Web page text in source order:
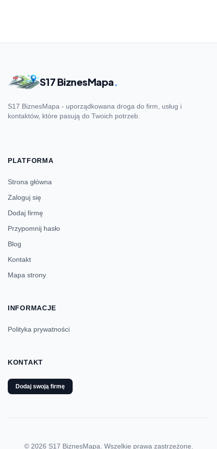
S17 BiznesMapa.
S17 BiznesMapa - uporządkowana droga do firm, usług i
kontaktów, które pasują do Twoich potrzeb.
PLATFORMA
Strona główna
Zaloguj się
Dodaj firmę
Przypomnij hasło
Blog
Kontakt
Mapa strony
INFORMACJE
Polityka prywatności
KONTAKT
Dodaj swoją firmę
© 2026 S17 BiznesMapa. Wszelkie prawa zastrzeżone.